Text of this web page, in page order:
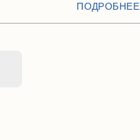
ПОДРОБНЕЕ